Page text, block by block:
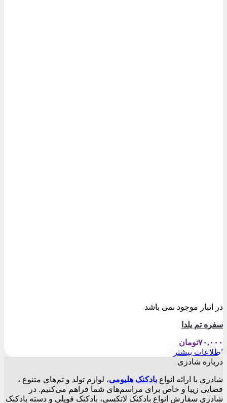
در انبار موجود نمی باشد
سفره تم یلدا
۷۰,۰۰۰تومان
اطلاعات بیشتر
درباره شادزی
شادزی با ارائه انواع بادکنک‌ هلیومی، لوازم تولد و تم‌های متنوع ،
فضایی زیبا و خاص برای مراسم‌های شما فراهم می‌کنیم. در
شادزی سفارش انواع بادکنک لاتکسی، بادکنک فویلی و دسته بادکنک